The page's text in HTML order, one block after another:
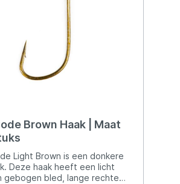
Brown Haak | Maat
Light Brown is een donkere
Deze haak heeft een licht
gebogen bled, lange rechte